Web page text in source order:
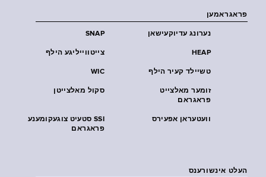
פראגראמען
SNAP נערונג עדיוקעישאן
צייטווייליגע הילף HEAP
WIC טשיילד קעיר הילף
סקול מאלצייטן
זומער מאלצייט
פראגראם
SSI סטעיט צוגעקומענע
פראגראם
וועטעראן אפעירס
העלט אינשורענס